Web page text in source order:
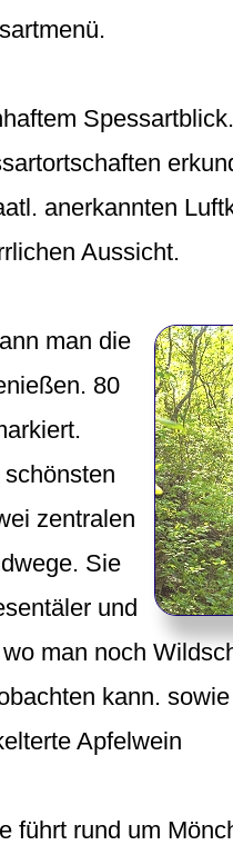
anerkannten
Aussicht.
man die
80
zentralen
Sie
und
man noch
kann.
Apfelwein
führt rund um